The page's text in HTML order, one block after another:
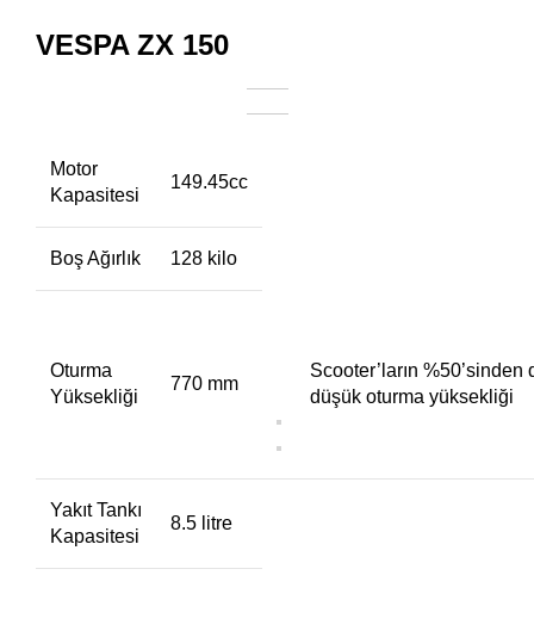
VESPA ZX 150
Motor
Kapasitesi
149.45cc
Boş Ağırlık 128 kilo
Oturma
Yüksekliği
770 mm
Scooter’ların %50’sinden
düşük oturma yüksekliği
Yakıt Tankı
Kapasitesi
8.5 litre